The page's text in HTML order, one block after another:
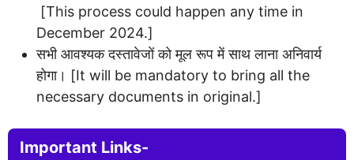
[This process could happen any time in
December 2024.]
सभी आवश्यक दस्तावेजों को मूल रूप में साथ लाना अनिवार्य
होगा। [It will be mandatory to bring all the
necessary documents in original.]
Important Links-